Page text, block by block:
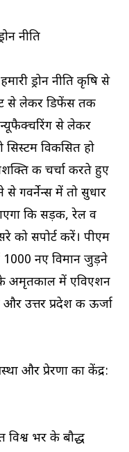
नीति
ड्रोन नीति कृषि से
से लेकर डिफेंस तक
से लेकर
विकसित हो
की चर्चा करते हुए
से गवर्नेन्स में तो सुधार
कि सड़क, रेल व
को सपोर्ट करें। पीएम
1000 नए विमान जुड़ने
अमृतकाल में एविएशन
और उत्तर प्रदेश की ऊर्जा
और प्रेरणा का केंद्र:
विश्व भर के बौद्ध